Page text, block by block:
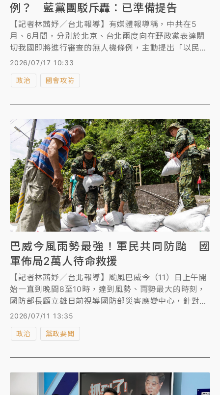
例？ 藍黨團駁斥轟：已準備提告
【記者林茜妤／台北報導】有媒體報導稱，中共在5
月、6月間，分別於北京、台北兩度向在野政黨表達關
切我國即將進行審查的無人機條例，主動提出「以民代
軍、時程彈性、釋出供應鏈機會」3原則。對此，國民
提告，針對不實報導，不只是針對報紙，還包括電視媒
2026/07/17 10:33
政治 國會攻防
巴威今風雨勢最強！軍民共同防颱 國
軍佈局2萬人待命救援
【記者林茜妤／台北報導】颱風巴威今（11）日上午開
始一直到晚間8至10時，達到風勢、雨勢最大的時刻，
國防部長顧立雄日前視導國防部災害應變中心，針對可
能造成的災損，提醒各作戰區完成整備及待命，佈局兩
萬名國軍待命救援。國軍今也在宜蘭、花蓮協助民眾堆
沙包，軍民共同防災。
2026/07/11 13:35
政治 黨政要聞